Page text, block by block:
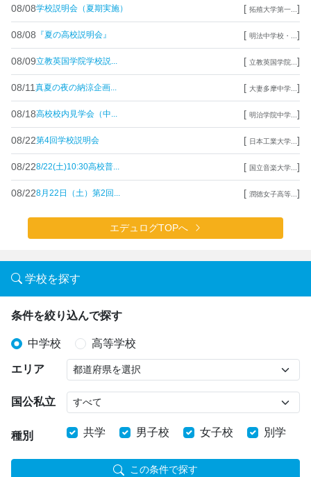
08/08学校説明会（夏期実施） [ 拓殖大学第一... ]
08/08 『夏の高校説明会』 [ 明法中学校・... ]
08/09立教英国学院学校説... [ 立教英国学院... ]
08/11 真夏の夜の納涼企画... [ 大妻多摩中学... ]
08/18高校校内見学会（中... [ 明治学院中学... ]
08/22第4回学校説明会 [ 日本工業大学... ]
08/228/22(土)10:30高校普... [ 国立音楽大学... ]
08/228月22日（土）第2回... [ 潤徳女子高等... ]
エデュログTOPへ
学校を探す
条件を絞り込んで探す
中学校 高等学校
エリア
国公私立
種別 共学 男子校 女子校 別学
この条件で探す